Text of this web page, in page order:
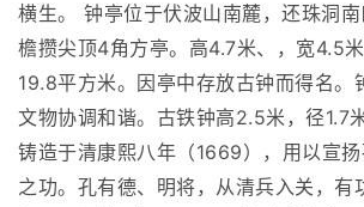
横生。 钟亭位于伏波山南麓，还珠洞
檐攒尖顶4角方亭。高4.7米、，宽4.5
19.8平方米。因亭中存放古钟而得名。
文物协调和谐。古铁钟高2.5米，径1.7
铸造于清康熙八年（1669），用以宣
之功。孔有德、明将，从清兵入关，有